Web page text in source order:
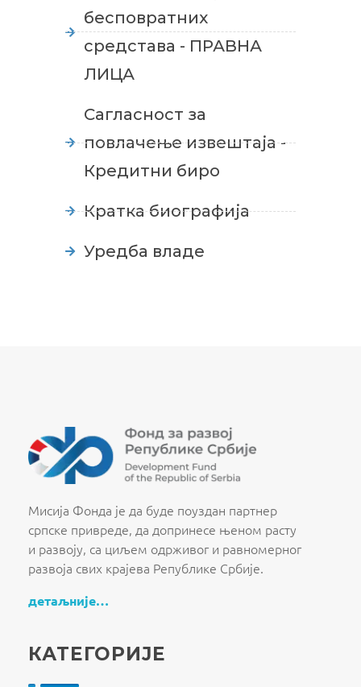
бесповратних
средстава - ПРАВНА
ЛИЦА
Сагласност за
повлачење извештаја -
Кредитни биро
Кратка биографија
Уредба владе
Мисија Фонда је да буде поуздан партнер
српске привреде, да допринесе њеном расту
и развоју, са циљем одрживог и равномерног
развоја свих крајева Републике Србије.
детаљније…
КАТЕГОРИЈЕ